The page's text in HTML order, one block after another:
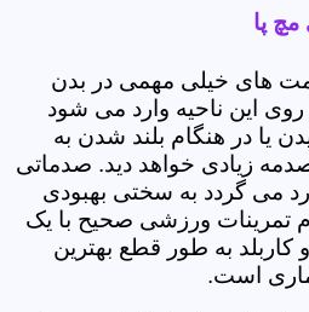
مچ پا
های خیلی مهمی در بدن
این ناحیه وارد می شود
یا در هنگام بلند شدن به
زیادی خواهد دید. صدماتی
می گردد به سختی بهبودی
تمرینات ورزشی صحیح با یک
به طور قطع بهترین
است.